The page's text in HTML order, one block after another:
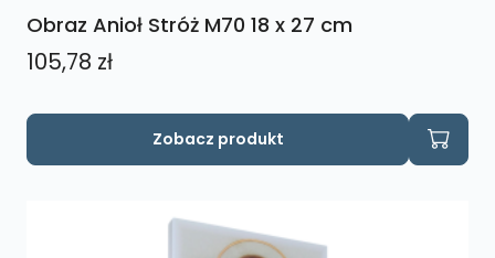
Obraz Anioł Stróż M70 18 x 27 cm
105,78 zł
Zobacz produkt